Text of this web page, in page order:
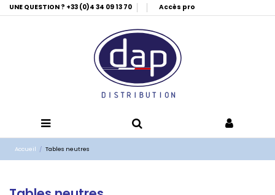
UNE QUESTION ? +33 (0)4 34 09 13 70 Accès pro
Accueil Tables neutres